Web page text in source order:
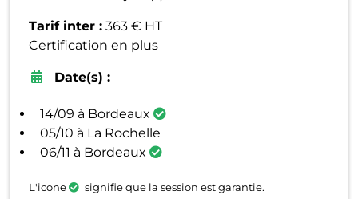
Tarif inter : 363 € HT
Certification en plus
Date(s) :
14/09 à Bordeaux
05/10 à La Rochelle
06/11 à Bordeaux
L'icone signifie que la session est garantie.